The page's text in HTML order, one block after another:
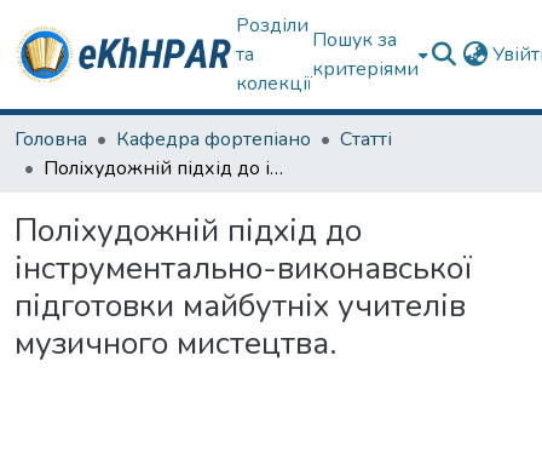
Розділи
та
колекції
Пошук за
критеріями
Головна Кафедра фортепіано
Статті
Поліхудожній підхід до інструментально-виконавської підготовки майбутніх учителів музичного мистецтва.
Поліхудожній підхід до
інструментально-виконавської
підготовки майбутніх учителів
музичного мистецтва.